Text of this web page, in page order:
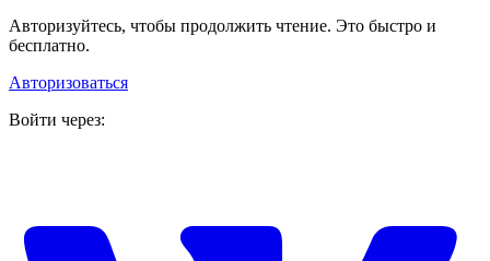
Авторизуйтесь, чтобы продолжить чтение. Это быстро и
бесплатно.
Авторизоваться
Войти через: